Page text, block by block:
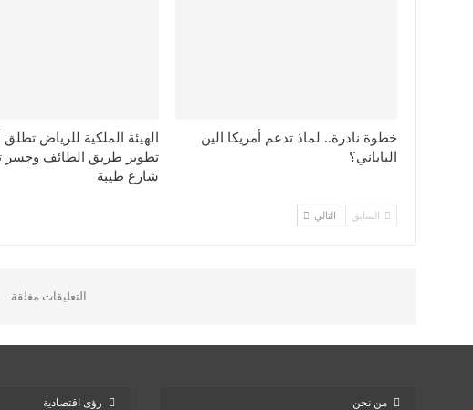
خطوة نادرة.. لماذ تدعم أمريكا الين
الياباني؟
الهيئة الملكية للرياض
تطوير طريق الطائف وجسر
شارع طيبة
السابق التالي
التعليقات مغلقة.
من نحن رؤى اقتصادية